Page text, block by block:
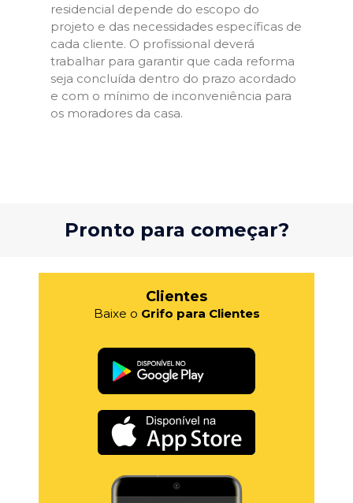
residencial depende do escopo do
projeto e das necessidades específicas de
cada cliente. O profissional deverá
trabalhar para garantir que cada reforma
seja concluída dentro do prazo acordado
e com o mínimo de inconveniência para
os moradores da casa.
Pronto para começar?
Clientes
Baixe o Grifo para Clientes